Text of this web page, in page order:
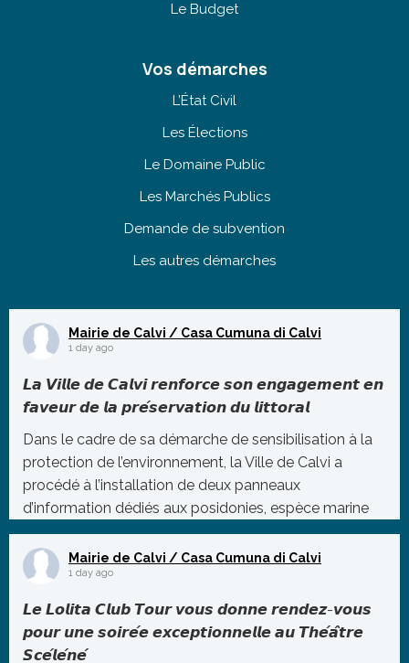
Le Budget
Vos démarches
L’État Civil
Les Élections
Le Domaine Public
Les Marchés Publics
Demande de subvention
Les autres démarches
Mairie de Calvi / Casa Cumuna di Calvi
1 day ago
𝙇𝙖 𝙑𝙞𝙡𝙡𝙚 𝙙𝙚 𝘾𝙖𝙡𝙫𝙞 𝙧𝙚𝙣𝙛𝙤𝙧𝙘𝙚 𝙨𝙤𝙣 𝙚𝙣𝙜𝙖𝙜𝙚𝙢𝙚𝙣𝙩 𝙚𝙣
𝙛𝙖𝙫𝙚𝙪𝙧 𝙙𝙚 𝙡𝙖 𝙥𝙧𝙚́𝙨𝙚𝙧𝙫𝙖𝙩𝙞𝙤𝙣 𝙙𝙪 𝙡𝙞𝙩𝙩𝙤𝙧𝙖𝙡
Dans le cadre de sa démarche de sensibilisation à la
protection de l’environnement, la Ville de Calvi a
procédé à l’installation de deux panneaux
d’information dédiés aux posidonies, espèce marine
protégée essentielle à l’équilibre de notre éco ...
Photo
Mairie de Calvi / Casa Cumuna di Calvi
1 day ago
𝙇𝙚 𝙇𝙤𝙡𝙞𝙩𝙖 𝘾𝙡𝙪𝙗 𝙏𝙤𝙪𝙧 𝙫𝙤𝙪𝙨 𝙙𝙤𝙣𝙣𝙚 𝙧𝙚𝙣𝙙𝙚𝙯-𝙫𝙤𝙪𝙨
𝙥𝙤𝙪𝙧 𝙪𝙣𝙚 𝙨𝙤𝙞𝙧𝙚́𝙚 𝙚𝙭𝙘𝙚𝙥𝙩𝙞𝙤𝙣𝙣𝙚𝙡𝙡𝙚 𝙖𝙪 𝙏𝙝𝙚́𝙖̂𝙩𝙧𝙚
𝙎𝙘𝙚́𝙡𝙚́𝙣𝙚́